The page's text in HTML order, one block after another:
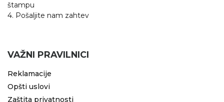
štampu
4. Pošaljite nam zahtev
VAŽNI PRAVILNICI
Reklamacije
Opšti uslovi
Zaštita privatnosti